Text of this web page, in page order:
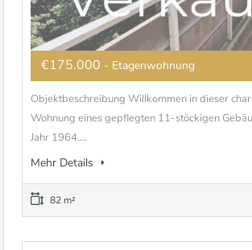
€175.000 - Etagenwohnung
Objektbeschreibung Willkommen in dieser
Wohnung eines gepflegten 11-stöckigen
Jahr 1964....
Mehr Details
82 m²